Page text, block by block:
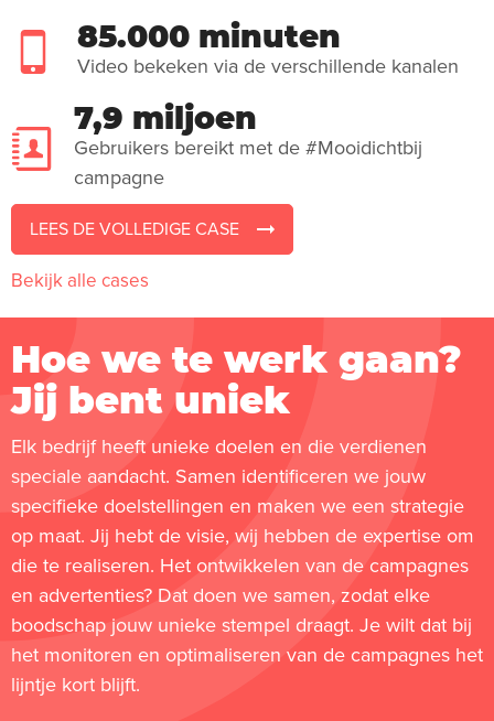
85.000 minuten
Video bekeken via de verschillende kanalen
7,9 miljoen
Gebruikers bereikt met de #Mooidichtbij
campagne
LEES DE VOLLEDIGE CASE
Bekijk alle cases
Hoe we te werk gaan?
Jij bent uniek
Elk bedrijf heeft unieke doelen en die verdienen
speciale aandacht. Samen identificeren we jouw
specifieke doelstellingen en maken we een strategie
op maat. Jij hebt de visie, wij hebben de expertise om
die te realiseren. Het ontwikkelen van de campagnes
en advertenties? Dat doen we samen, zodat elke
boodschap jouw unieke stempel draagt. Je wilt dat bij
het monitoren en optimaliseren van de campagnes het
lijntje kort blijft.